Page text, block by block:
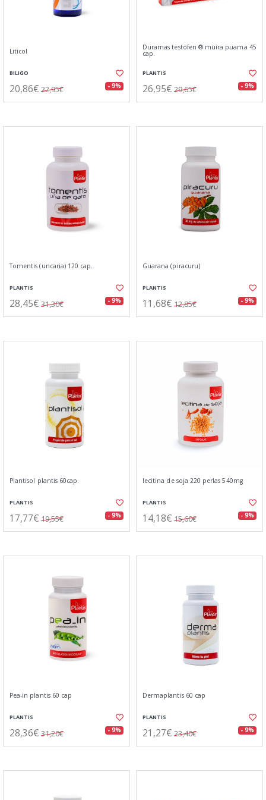
Liticol
BILIGO
20,86€ 22,95€ - 9%
Duramas testofen ® muira puama 45
cap.
PLANTIS
26,95€ 29,65€ - 9%
Tomentis (uncaria) 120 cap.
PLANTIS
28,45€ 31,30€ - 9%
Guarana (piracuru)
PLANTIS
11,68€ 12,85€ - 9%
Plantisol plantis 60cap.
PLANTIS
17,77€ 19,55€ - 9%
lecitina de soja 220 perlas 540mg
PLANTIS
14,18€ 15,60€ - 9%
Pea-in plantis 60 cap
PLANTIS
28,36€ 31,20€ - 9%
Dermaplantis 60 cap
PLANTIS
21,27€ 23,40€ - 9%